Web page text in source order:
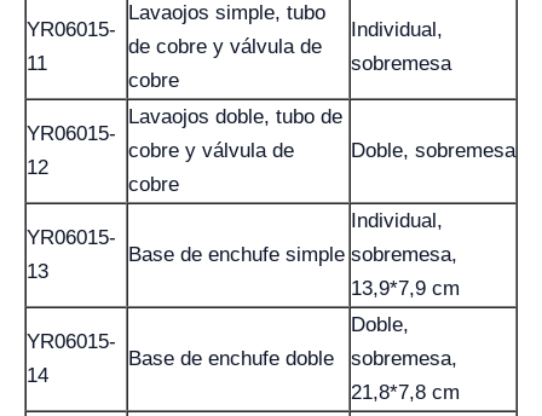
YR06015-
11
Lavaojos simple, tubo
de cobre y válvula de
cobre
Individual,
sobremesa
YR06015-
12
Lavaojos doble, tubo de
cobre y válvula de
cobre
Doble, sobremesa
YR06015-
13
Base de enchufe simple
Individual,
sobremesa,
13,9*7,9 cm
YR06015-
14
Base de enchufe doble
Doble,
sobremesa,
21,8*7,8 cm